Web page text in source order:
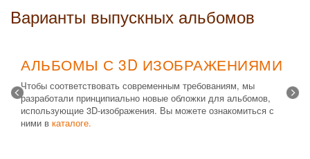
Варианты выпускных альбомов
АЛЬБОМЫ С 3D ИЗОБРАЖЕНИЯМИ
Чтобы соответствовать современным требованиям, мы
разработали принципиально новые обложки для альбомов,
использующие 3D-изображения. Вы можете ознакомиться с
ними в каталоге.